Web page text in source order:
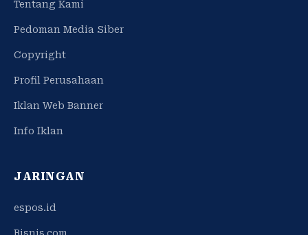
Tentang Kami
Pedoman Media Siber
Copyright
Profil Perusahaan
Iklan Web Banner
Info Iklan
JARINGAN
espos.id